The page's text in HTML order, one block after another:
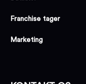
Franchise tager
Marketing